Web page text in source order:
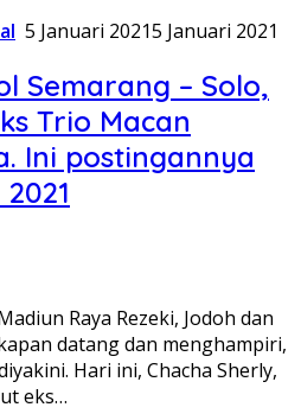
5 Januari 20215 Januari 2021
Semarang – Solo,
Trio Macan
Ini postingannya
Raya Rezeki, Jodoh dan
datang dan menghampiri,
Hari ini, Chacha Sherly,
eks…